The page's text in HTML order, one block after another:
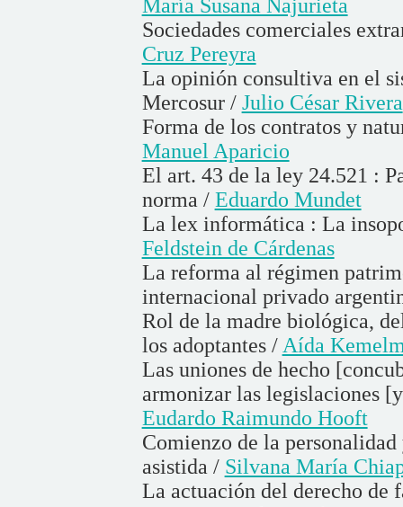
María Susana Najurieta
Sociedades comerciales
Cruz Pereyra
La opinión consultiva en el
Mercosur / Julio César Rivera
Forma de los contratos y
Manuel Aparicio
El art. 43 de la ley 24.521 :
norma / Eduardo Mundet
La lex informática : La
Feldstein de Cárdenas
La reforma al régimen
internacional privado
Rol de la madre biológica,
los adoptantes /Aída
Las uniones de hecho
armonizar las legislaciones
Eudardo Raimundo Hooft
Comienzo de la
asistida / Silvana María
La actuación del derecho de